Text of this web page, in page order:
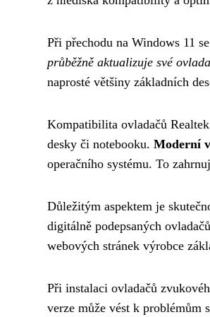
Při přechodu na Windows 11
průběžně aktualizuje své
naprosté většiny základních
Kompatibilita ovladačů
desky či notebooku. Moderní
operačního systému. To
Důležitým aspektem je
digitálně podepsaných
webových stránek výrobce
Při instalaci ovladačů
verze může vést k problémům